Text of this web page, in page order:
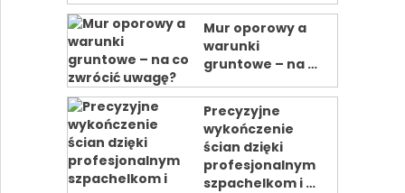
Mur oporowy a
warunki
gruntowe – na …
Precyzyjne
wykończenie
ścian dzięki
profesjonalnym
szpachelkom i …